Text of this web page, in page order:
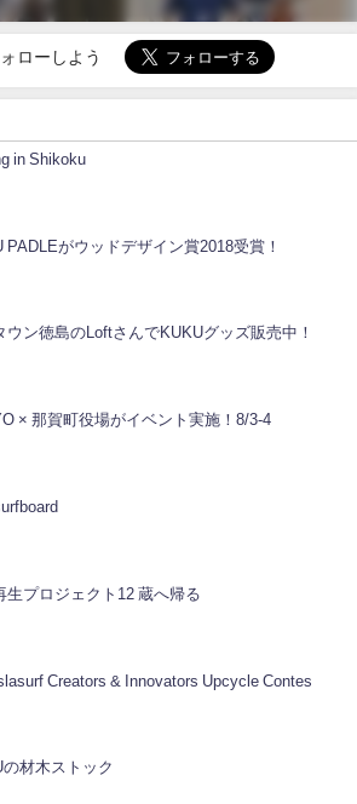
ローしよう
in Shikoku
PADLEがウッドデザイン賞2018受賞！
ウン徳島のLoftさんでKUKUグッズ販売中！
× 那賀町役場がイベント実施！8/3-4
木桶再生プロジェクト12 蔵へ帰る
Creators & Innovators Upcycle Contes
の材木ストック